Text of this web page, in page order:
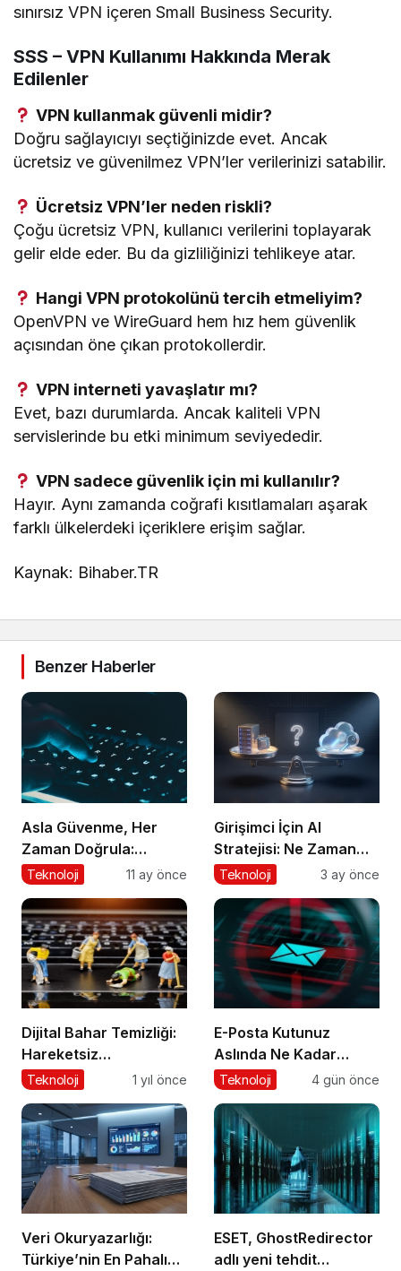
sınırsız VPN içeren Small Business Security.
SSS – VPN Kullanımı Hakkında Merak
Edilenler
VPN kullanmak güvenli midir?
Doğru sağlayıcıyı seçtiğinizde evet. Ancak
ücretsiz ve güvenilmez VPN’ler verilerinizi satabilir.
Ücretsiz VPN’ler neden riskli?
Çoğu ücretsiz VPN, kullanıcı verilerini toplayarak
gelir elde eder. Bu da gizliliğinizi tehlikeye atar.
Hangi VPN protokolünü tercih etmeliyim?
OpenVPN ve WireGuard hem hız hem güvenlik
açısından öne çıkan protokollerdir.
VPN interneti yavaşlatır mı?
Evet, bazı durumlarda. Ancak kaliteli VPN
servislerinde bu etki minimum seviyededir.
VPN sadece güvenlik için mi kullanılır?
Hayır. Aynı zamanda coğrafi kısıtlamaları aşarak
farklı ülkelerdeki içeriklere erişim sağlar.
Kaynak: Bihaber.TR
Benzer Haberler
Asla Güvenme, Her
Zaman Doğrula:
Şirketler İçin Parola
Teknoloji 11 ay önce
Girişimci İçin AI
Stratejisi: Ne Zaman
‘Build’, Ne Zaman
Teknoloji 3 ay önce
Dijital Bahar Temizliği:
Hareketsiz
Hesaplarınızı
Geldi!
Teknoloji 1 yıl önce
E-Posta Kutunuz
Aslında Ne Kadar
Güvenli?
Teknoloji 4 gün önce
Veri Okuryazarlığı:
Türkiye’nin En Pahalı
ESET, GhostRedirector
adlı yeni tehdit